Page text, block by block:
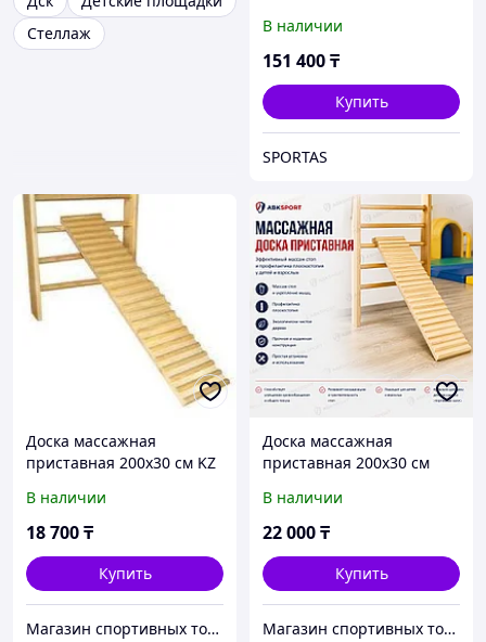
Стеллаж
В наличии
151 400₸
Купить
SPORTAS
Доска массажная
приставная 200x30 см KZ
В наличии
18 700₸
Купить
Магазин спортивных товаров ABKSPORT
Доска массажная
приставная 200x30 см
В наличии
22 000₸
Купить
Магазин спортивных товаров SPORTCITY